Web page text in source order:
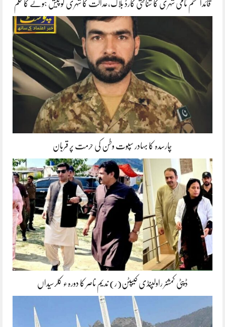
قائداعظم نامی شہری کا شناختی کارڈ بلاک،عدالت کا شہری کو پیش ہونے کا حکم
چارسدہ کا بہادر سپوت وطن کی حرمت پر قربان
ڈپٹی کمشنر راولپنڈی کیپٹن(ر) ندیم ناصر کا دورہء کلرسیداں